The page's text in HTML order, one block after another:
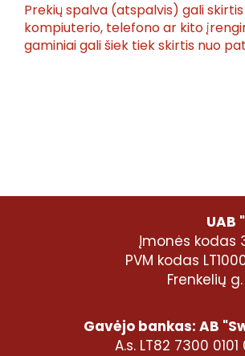
Prekių spalva (atspalvis) gali
kompiuterio, telefono ar kito
gaminiai gali šiek tiek skirtis nuo
UAB
Įmonės kodas
PVM kodas
Frenkelių
Gavėjo bankas: AB
A.s. LT82 7300 0101